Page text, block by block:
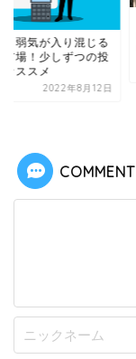
と弱気が入り混じる
市場！少しずつの投
オススメ
2022年8月12日
COMMENT